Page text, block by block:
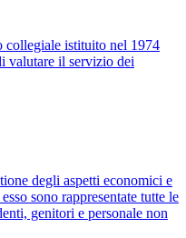
collegiale istituito nel 1974
valutare il servizio dei
degli aspetti economici e
sono rappresentate tutte le
genitori e personale non